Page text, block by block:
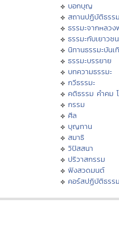
บอกบุญ
สถานปฏิบัติธรรม
ธรรมะจากหลว
ธรรมะกับเยาวชน
นิทานธรรมะบันเ
ธรรมะบรรยาย
บทความธรรมะ
กวีธรรมะ
คติธรรม คำคม
กรรม
ศีล
บุญทาน
สมาธิ
วิปัสสนา
ปริวาสกรรม
ฟังสวดมนต์
คอร์สปฏิบัติธรรม